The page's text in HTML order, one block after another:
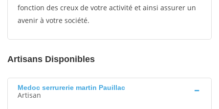
fonction des creux de votre activité et ainsi assurer un
avenir à votre société.
Artisans Disponibles
Medoc serrurerie martin Pauillac
Artisan